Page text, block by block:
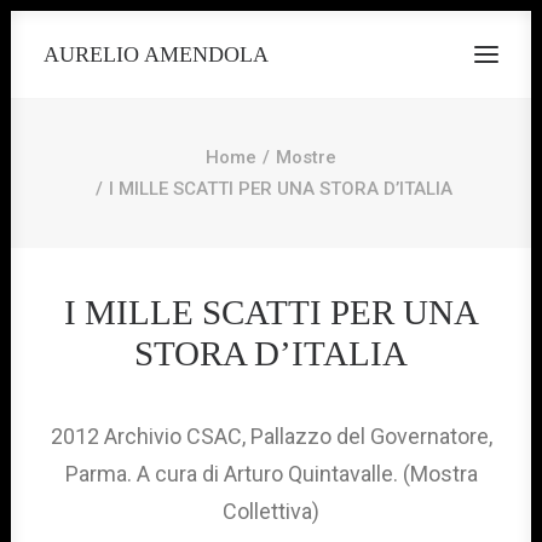
AURELIO AMENDOLA
Home
Mostre
I MILLE SCATTI PER UNA STORA D’ITALIA
I MILLE SCATTI PER UNA
STORA D’ITALIA
2012 Archivio CSAC, Pallazzo del Governatore,
Parma. A cura di Arturo Quintavalle. (Mostra
Collettiva)